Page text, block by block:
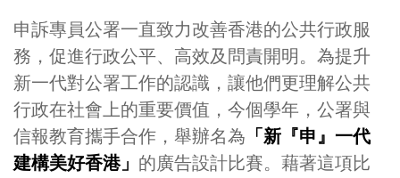
申訴專員公署一直致力改善香港的公共行政服
務，促進行政公平、高效及問責開明。為提升
新一代對公署工作的認識，讓他們更理解公共
行政在社會上的重要價值，今個學年，公署與
信報教育攜手合作，舉辦名為 「新『申』一代
建構美好香港」 的廣告設計比賽。藉著這項比